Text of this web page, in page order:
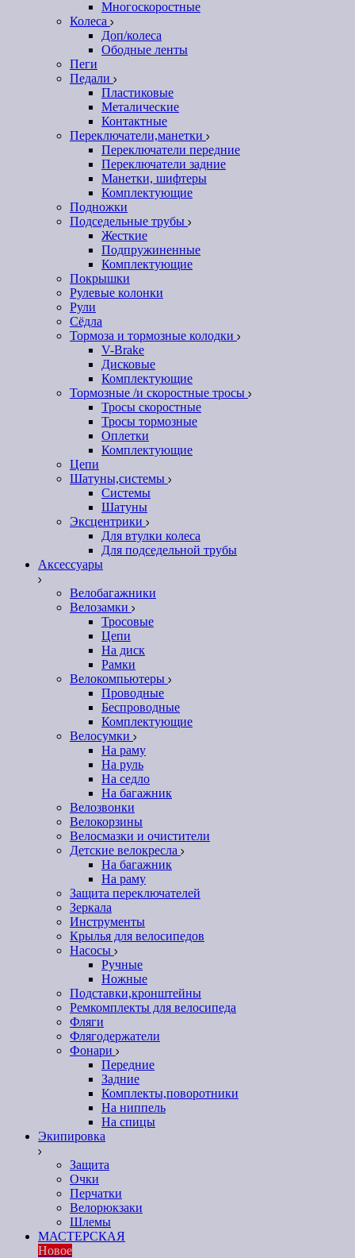
Многоскоростные
Колеса
Доп/колеса
Ободные ленты
Пеги
Педали
Пластиковые
Металические
Контактные
Переключатели,манетки
Переключатели передние
Переключатели задние
Манетки, шифтеры
Комплектующие
Подножки
Подседельные трубы
Жесткие
Подпружиненные
Комплектующие
Покрышки
Рулевые колонки
Рули
Сёдла
Тормоза и тормозные колодки
V-Brake
Дисковые
Комплектующие
Тормозные /и скоростные тросы
Тросы скоростные
Тросы тормозные
Оплетки
Комплектующие
Цепи
Шатуны,системы
Системы
Шатуны
Эксцентрики
Для втулки колеса
Для подседельной трубы
Аксессуары
Велобагажники
Велозамки
Тросовые
Цепи
На диск
Рамки
Велокомпьютеры
Проводные
Беспроводные
Комплектующие
Велосумки
На раму
На руль
На седло
На багажник
Велозвонки
Велокорзины
Велосмазки и очистители
Детские велокресла
На багажник
На раму
Защита переключателей
Зеркала
Инструменты
Крылья для велосипедов
Насосы
Ручные
Ножные
Подставки,кронштейны
Ремкомплекты для велосипеда
Фляги
Флягодержатели
Фонари
Передние
Задние
Комплекты,поворотники
На ниппель
На спицы
Экипировка
Защита
Очки
Перчатки
Велорюкзаки
Шлемы
МАСТЕРСКАЯ
Новое